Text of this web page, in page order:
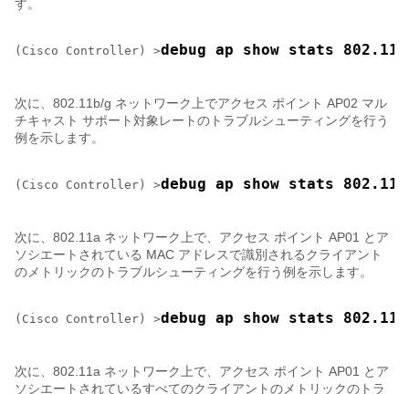
す。
(Cisco Controller) >debug ap show stats
次に、802.11b/g ネットワーク上でアクセス ポイント AP02 マル
チキャスト サポート対象レートのトラブルシューティングを行う
例を示します。
(Cisco Controller) >debug ap show stats
次に、802.11a ネットワーク上で、アクセス ポイント AP01 とア
ソシエートされている MAC アドレスで識別されるクライアント
のメトリックのトラブルシューティングを行う例を示します。
(Cisco Controller) >debug ap show stats
次に、802.11a ネットワーク上で、アクセス ポイント AP01 とア
ソシエートされているすべてのクライアントのメトリックのトラ